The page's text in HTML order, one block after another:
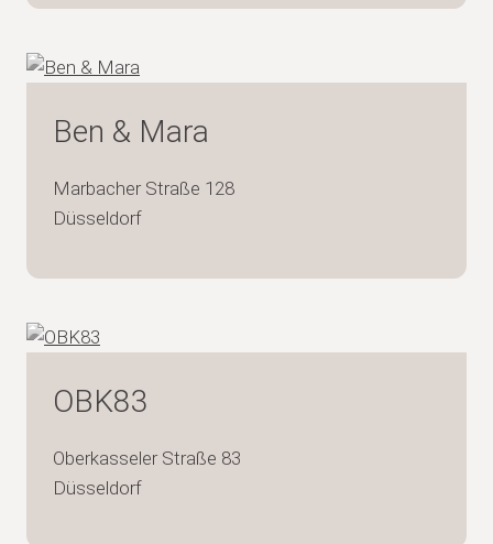
Ben & Mara
Marbacher Straße 128
Düsseldorf
OBK83
Oberkasseler Straße 83
Düsseldorf